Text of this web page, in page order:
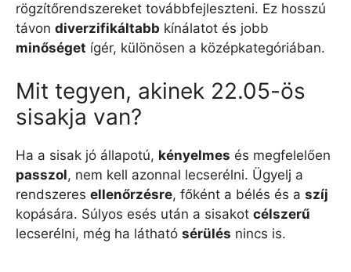
rögzítőrendszereket továbbfejleszteni. Ez hosszú
távon diverzifikáltabb kínálatot és jobb
minőséget ígér, különösen a középkategóriában.
Mit tegyen, akinek 22.05-ös
sisakja van?
Ha a sisak jó állapotú, kényelmes és megfelelően
passzol, nem kell azonnal lecserélni. Ügyelj a
rendszeres ellenőrzésre, főként a bélés és a szíj
kopására. Súlyos esés után a sisakot célszerű
lecserélni, még ha látható sérülés nincs is.